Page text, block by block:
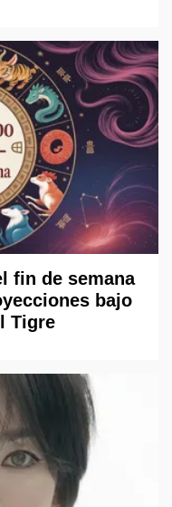
fin de semana
bajo
Tigre